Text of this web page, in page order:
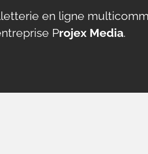
en ligne
Projex Media.